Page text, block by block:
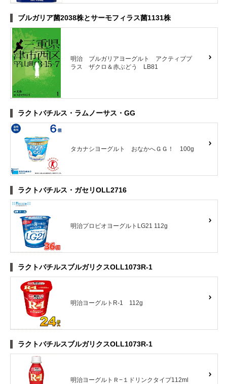
ブルガリア菌2038株とサーモフィラス菌1131株
明治 ブルガリアヨーグルト アクティブプ
ラス ザクロ＆赤ぶどう LB81
ラクトバチルス・ラムノーサス・GG
タカナシヨーグルト おなかへＧＧ！ 100g
ラクトバチルス・ガセリOLL2716
明治プロビオヨーグルトLG21 112g
ラクトバチルスブルガリクスOLL1073R-1
明治ヨーグルトR-1 112g
ラクトバチルスブルガリクスOLL1073R-1
明治ヨーグルトＲ−１ドリンクタイプ112ml